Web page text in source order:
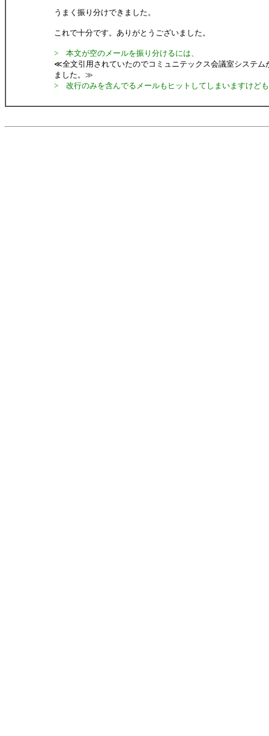
うまく振り分けできました。
これで十分です。ありがとうございました。
> 本文が空のメールを振り分けるには、
≪全文引用されていたのでコミュニテックス会議室システム
ました。≫
> 改行のみを含んでるメールもヒットしてしまいますけど